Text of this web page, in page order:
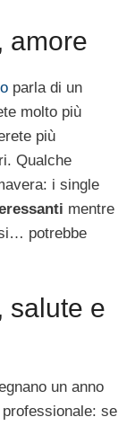
amore
parla di un
molto più
più
Qualche
i single
mentre
potrebbe
salute e
un anno
se